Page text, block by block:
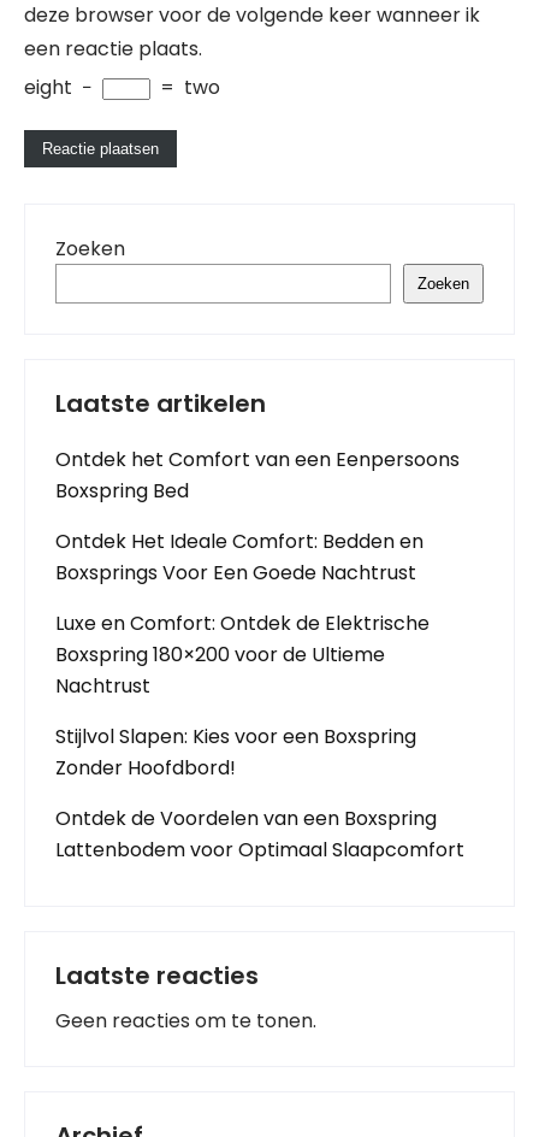
deze browser voor de volgende keer wanneer ik
een reactie plaats.
eight − = two
Zoeken
Zoeken
Laatste artikelen
Ontdek het Comfort van een Eenpersoons
Boxspring Bed
Ontdek Het Ideale Comfort: Bedden en
Boxsprings Voor Een Goede Nachtrust
Luxe en Comfort: Ontdek de Elektrische
Boxspring 180×200 voor de Ultieme
Nachtrust
Stijlvol Slapen: Kies voor een Boxspring
Zonder Hoofdbord!
Ontdek de Voordelen van een Boxspring
Lattenbodem voor Optimaal Slaapcomfort
Laatste reacties
Geen reacties om te tonen.